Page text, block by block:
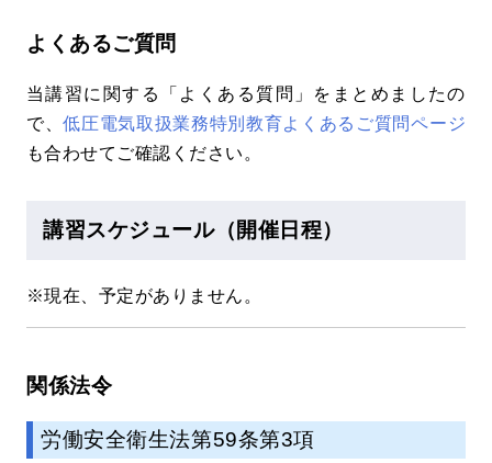
よくあるご質問
当講習に関する「よくある質問」をまとめましたの
で、低圧電気取扱業務特別教育よくあるご質問ページ
も合わせてご確認ください。
講習スケジュール（開催日程）
※現在、予定がありません。
関係法令
労働安全衛生法第59条第3項